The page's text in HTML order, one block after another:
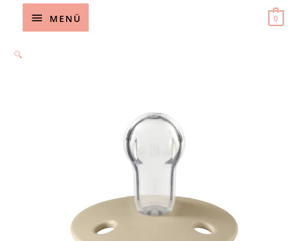
Below
MENÜ 0
🔍